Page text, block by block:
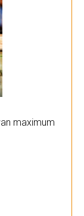
maximum